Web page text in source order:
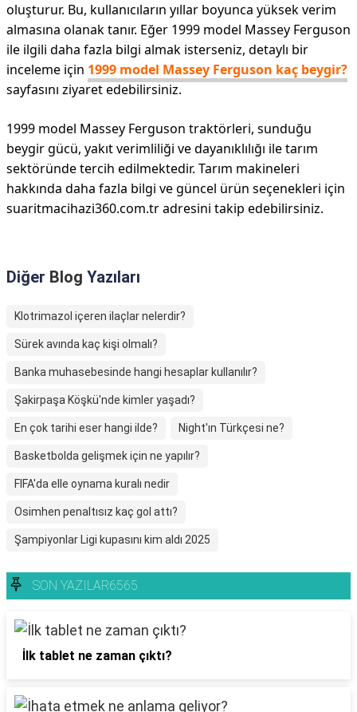
oluşturur. Bu, kullanıcıların yıllar boyunca yüksek verim
almasına olanak tanır. Eğer 1999 model Massey Ferguson
ile ilgili daha fazla bilgi almak isterseniz, detaylı bir
inceleme için 1999 model Massey Ferguson kaç beygir?
sayfasını ziyaret edebilirsiniz.
1999 model Massey Ferguson traktörleri, sunduğu
beygir gücü, yakıt verimliliği ve dayanıklılığı ile tarım
sektöründe tercih edilmektedir. Tarım makineleri
hakkında daha fazla bilgi ve güncel ürün seçenekleri için
suaritmacihazi360.com.tr adresini takip edebilirsiniz.
Diğer Blog Yazıları
Klotrimazol içeren ilaçlar nelerdir?
Sürek avında kaç kişi olmalı?
Banka muhasebesinde hangi hesaplar kullanılır?
Şakirpaşa Köşkü'nde kimler yaşadı?
En çok tarihi eser hangi ilde? Night'ın Türkçesi ne?
Basketbolda gelişmek için ne yapılır?
FIFA'da elle oynama kuralı nedir
Osimhen penaltısız kaç gol attı?
Şampiyonlar Ligi kupasını kim aldı 2025
SON YAZILAR6565
İlk tablet ne zaman çıktı?